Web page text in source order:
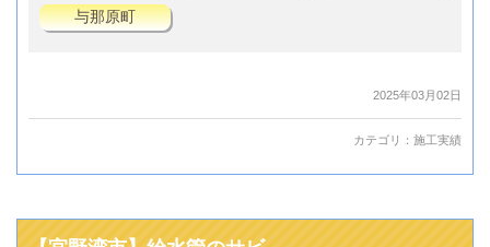
与那原町
2025年03月02日
カテゴリ： 施工実績